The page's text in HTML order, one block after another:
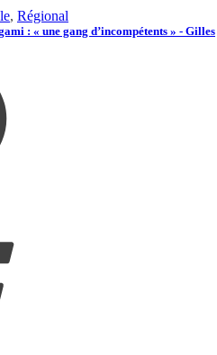
, Régional
: « une gang d’incompétents » - Gilles